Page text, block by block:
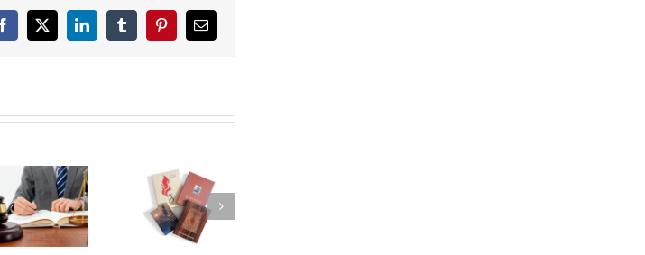
Facebook
X LinkedInTumblrPinterestCorreo
electrónico
Libro de
aniversario
de una
comisión